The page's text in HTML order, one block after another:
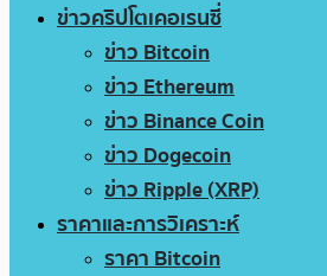
ข่าวคริปโตเคอเรนซี่
ข่าว Bitcoin
ข่าว Ethereum
ข่าว Binance Coin
ข่าว Dogecoin
ข่าว Ripple (XRP)
ราคาและการวิเคราะห์
ราคา Bitcoin